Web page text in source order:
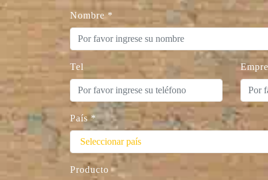
Nombre*
Tel
País *
Producto